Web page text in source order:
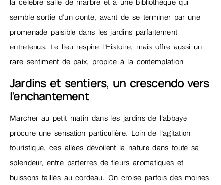
la célèbre salle de marbre et à une bibliothèque qui
semble sortie d’un conte, avant de se terminer par une
promenade paisible dans les jardins parfaitement
entretenus. Le lieu respire l’Histoire, mais offre aussi un
rare sentiment de paix, propice à la contemplation.
Jardins et sentiers, un crescendo vers
l’enchantement
Marcher au petit matin dans les jardins de l’abbaye
procure une sensation particulière. Loin de l’agitation
touristique, ces allées dévoilent la nature dans toute sa
splendeur, entre parterres de fleurs aromatiques et
buissons taillés au cordeau. On croise parfois des moines